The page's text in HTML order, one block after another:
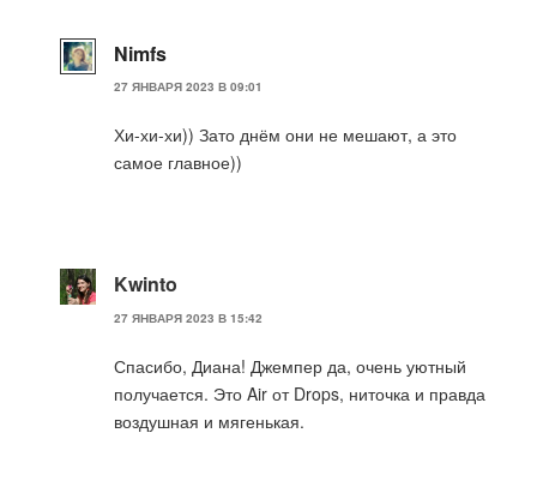
Nimfs
27 ЯНВАРЯ 2023 В 09:01
Хи-хи-хи)) Зато днём они не мешают, а это
самое главное))
Kwinto
27 ЯНВАРЯ 2023 В 15:42
Спасибо, Диана! Джемпер да, очень уютный
получается. Это Air от Drops, ниточка и правда
воздушная и мягенькая.